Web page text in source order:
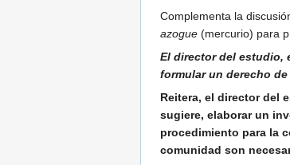
Complementa la
azogue (mercurio) para
El director del estudio,
formular un derecho
Reitera, el director del
sugiere, elaborar un
procedimiento para la
comunidad son